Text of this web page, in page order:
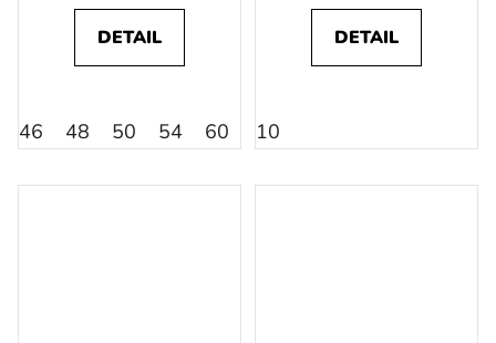
DETAIL
46 48 50 54 60 56
DETAIL
10